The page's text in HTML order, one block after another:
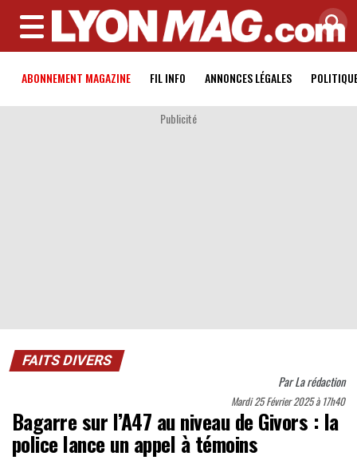
MENU
ABONNEMENT MAGAZINE FIL INFO ANNONCES LÉGALES
Publicité
FAITS DIVERS
ParLa rédaction
Mardi 25 Février 2025 à 17h40
Bagarre sur l’A47 au niveau de Givors : la
police lance un appel à témoins